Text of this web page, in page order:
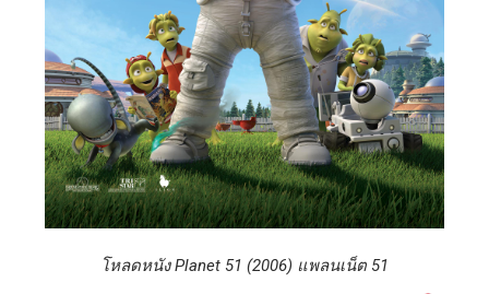
โหลดหนัง Planet 51 (2006) แพลนเน็ต 51